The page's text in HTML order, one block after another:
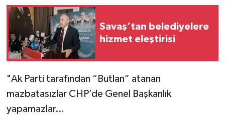
Savaş’tan belediyelere
hizmet eleştirisi
"Ak Parti tarafından “Butlan” atanan
mazbatasızlar CHP’de Genel Başkanlık
yapamazlar…